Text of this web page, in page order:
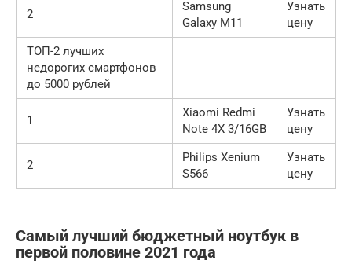
2
Samsung
Galaxy M11
Узнать
цену
ТОП-2 лучших
недорогих смартфонов
до 5000 рублей
1
Xiaomi Redmi
Note 4X 3/16GB
Узнать
цену
2
Philips Xenium
S566
Узнать
цену
Самый лучший бюджетный ноутбук в
первой половине 2021 года